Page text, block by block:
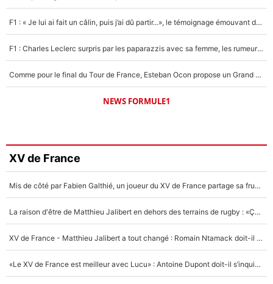
F1 : « Je lui ai fait un câlin, puis j’ai dû partir...», le témoignage émouvant de Max Verstappen sur sa fille
F1 : Charles Leclerc surpris par les paparazzis avec sa femme, les rumeurs étaient vraies !
Comme pour le final du Tour de France, Esteban Ocon propose un Grand Prix de Formule 1 à Paris : «Autour de l’Arc de Triomphe, ce serait génial» !
NEWS FORMULE1
XV de France
Mis de côté par Fabien Galthié, un joueur du XV de France partage sa frustration : «ils ne me l’ont pas dit tout de suite»
La raison d'être de Matthieu Jalibert en dehors des terrains de rugby : «Ça m'atteint autant que si tu touches à un membre de ma famille»
XV de France - Matthieu Jalibert a tout changé : Romain Ntamack doit-il s’inquiéter pour sa place à un an de la Coupe du monde ?
«Le XV de France est meilleur avec Lucu» : Antoine Dupont doit-il s’inquiéter pour sa place ?